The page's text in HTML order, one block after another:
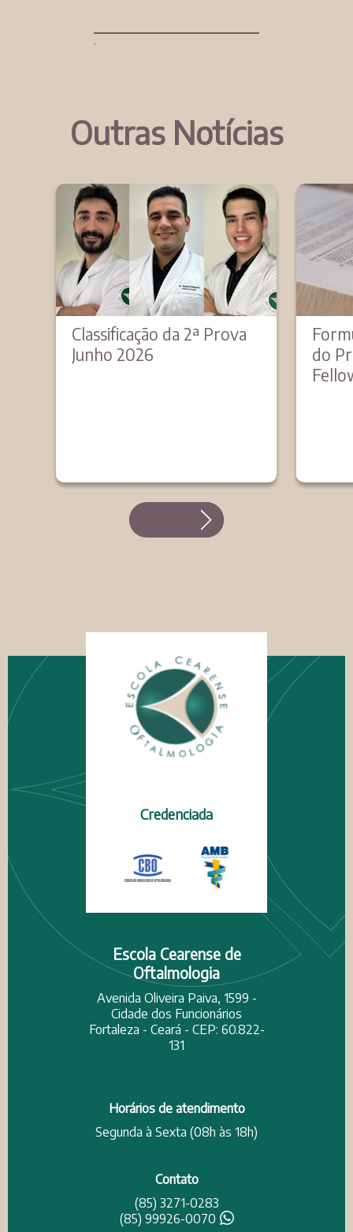
Outras Notícias
Classificação da 2ª Prova
Junho 2026
do
Escola Cearense de
Oftalmologia
Avenida Oliveira Paiva, 1599 -
Cidade dos Funcionários
Fortaleza - Ceará - CEP: 60.822-
131
Horários de atendimento
Segunda à Sexta (08h às 18h)
Contato
(85) 3271-0283
(85) 99926-0070
Credenciada